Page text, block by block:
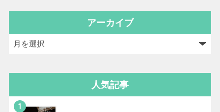
アーカイブ
人気記事
1